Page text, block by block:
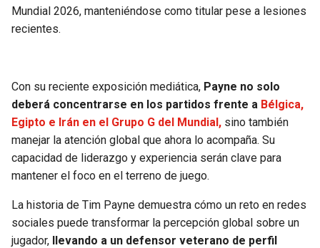
Mundial 2026, manteniéndose como titular pese a lesiones
recientes.
Con su reciente exposición mediática, Payne no solo
deberá concentrarse en los partidos frente a Bélgica,
Egipto e Irán en el Grupo G del Mundial, sino también
manejar la atención global que ahora lo acompaña. Su
capacidad de liderazgo y experiencia serán clave para
mantener el foco en el terreno de juego.
La historia de Tim Payne demuestra cómo un reto en redes
sociales puede transformar la percepción global sobre un
jugador, llevando a un defensor veterano de perfil